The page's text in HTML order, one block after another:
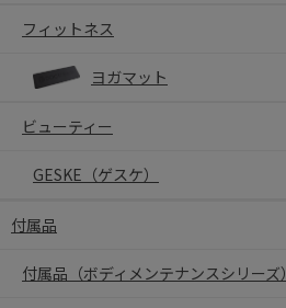
フィットネス
ヨガマット
ビューティー
GESKE（ゲスケ）
付属品
付属品（ボディメンテナンスシリーズ）